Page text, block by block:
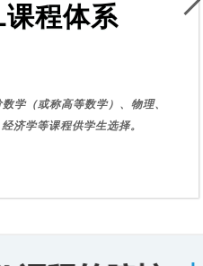
程体系
学（或称高等数学）、物理、
济学等课程供学生选择。
称高等数学）、物理、计算机学